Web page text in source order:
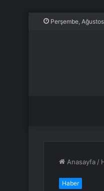
Perşembe,
Anasayfa /
Haber